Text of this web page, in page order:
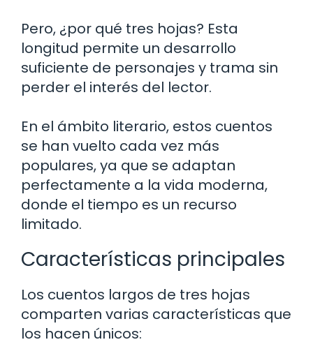
Pero, ¿por qué tres hojas? Esta
longitud permite un desarrollo
suficiente de personajes y trama sin
perder el interés del lector.
En el ámbito literario, estos cuentos
se han vuelto cada vez más
populares, ya que se adaptan
perfectamente a la vida moderna,
donde el tiempo es un recurso
limitado.
Características principales
Los cuentos largos de tres hojas
comparten varias características que
los hacen únicos: